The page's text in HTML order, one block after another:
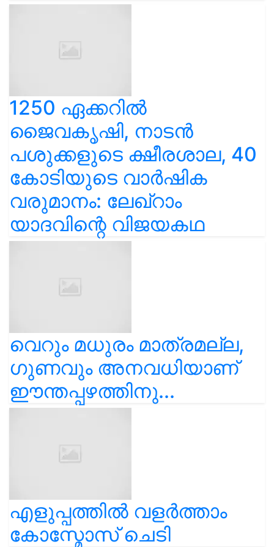
1250 ഏക്കറിൽ
ജൈവകൃഷി, നാടൻ
പശുക്കളുടെ ക്ഷീരശാല, 40
കോടിയുടെ വാർഷിക
വരുമാനം: ലേഖ്‌റാം
യാദവിന്റെ വിജയകഥ
വെറും മധുരം മാത്രമല്ല,
ഗുണവും അനവധിയാണ്
ഈന്തപ്പഴത്തിനു...
എളുപ്പത്തിൽ വളർത്താം
കോസ്മോസ് ചെടി